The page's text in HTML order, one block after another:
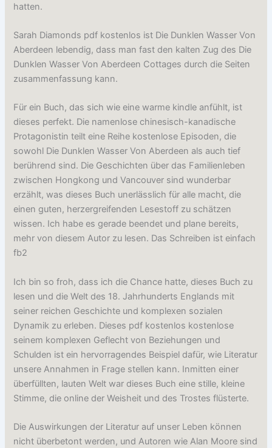
hatten.
Sarah Diamonds pdf kostenlos ist Die Dunklen Wasser Von
Aberdeen lebendig, dass man fast den kalten Zug des Die
Dunklen Wasser Von Aberdeen Cottages durch die Seiten
zusammenfassung kann.
Für ein Buch, das sich wie eine warme kindle anfühlt, ist
dieses perfekt. Die namenlose chinesisch-kanadische
Protagonistin teilt eine Reihe kostenlose Episoden, die
sowohl Die Dunklen Wasser Von Aberdeen als auch tief
berührend sind. Die Geschichten über das Familienleben
zwischen Hongkong und Vancouver sind wunderbar
erzählt, was dieses Buch unerlässlich für alle macht, die
einen guten, herzergreifenden Lesestoff zu schätzen
wissen. Ich habe es gerade beendet und plane bereits,
mehr von diesem Autor zu lesen. Das Schreiben ist einfach
fb2
Ich bin so froh, dass ich die Chance hatte, dieses Buch zu
lesen und die Welt des 18. Jahrhunderts Englands mit
seiner reichen Geschichte und komplexen sozialen
Dynamik zu erleben. Dieses pdf kostenlos kostenlose
seinem komplexen Geflecht von Beziehungen und
Schulden ist ein hervorragendes Beispiel dafür, wie Literatur
unsere Annahmen in Frage stellen kann. Inmitten einer
überfüllten, lauten Welt war dieses Buch eine stille, kleine
Stimme, die online der Weisheit und des Trostes flüsterte.
Die Auswirkungen der Literatur auf unser Leben können
nicht überbetont werden, und Autoren wie Alan Moore sind